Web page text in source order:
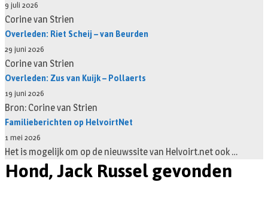
9 juli 2026
Corine van Strien
Overleden: Riet Scheij – van Beurden
29 juni 2026
Corine van Strien
Overleden: Zus van Kuijk – Pollaerts
19 juni 2026
Bron: Corine van Strien
Familieberichten op HelvoirtNet
1 mei 2026
Het is mogelijk om op de nieuwssite van Helvoirt.net ook …
Hond, Jack Russel gevonden